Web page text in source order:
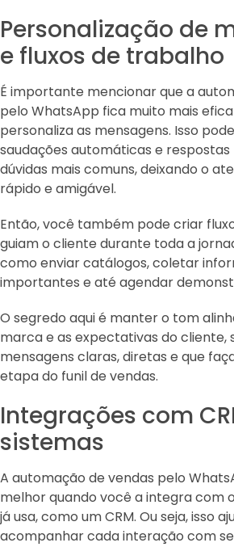
Personalização de
e fluxos de trabalho
É importante mencionar que a
pelo WhatsApp fica muito mais
personaliza as mensagens. Isso
saudações automáticas e
dúvidas mais comuns, deixando o
rápido e amigável.
Então, você também pode criar
guiam o cliente durante toda a
como enviar catálogos, coletar
importantes e até agendar
O segredo aqui é manter o tom
marca e as expectativas do cliente,
mensagens claras, diretas e que
etapa do funil de vendas.
Integrações com
sistemas
A automação de vendas pelo
melhor quando você a integra com
já usa, como um CRM. Ou seja, isso
acompanhar cada interação com